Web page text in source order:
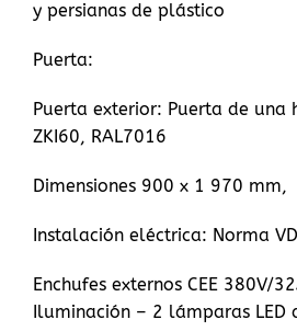
y persianas de plástico
Puerta:
Puerta exterior: Puerta de una
ZKI60, RAL7016
Dimensiones 900 x 1 970 mm,
Instalación eléctrica: Norma
Enchufes externos CEE 380V/
Iluminación – 2 lámparas LED